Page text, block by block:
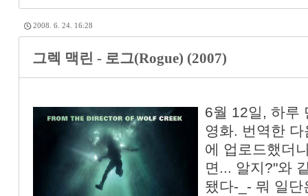
2008. 6. 24. 16:28
그렉 맥린 - 로그(Rogue) (2007)
6월 12일, 하루
영화. 번역한
에 업로드했더
면... 알지?"와
됐다-_- 뭐 일